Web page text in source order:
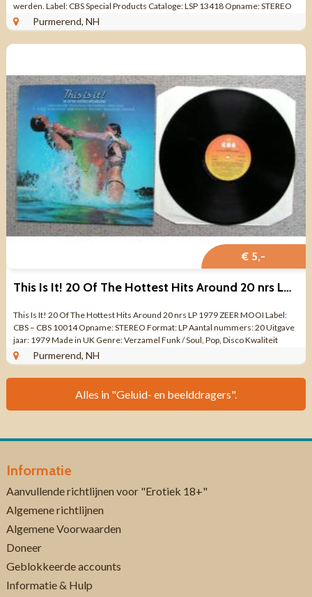
werden. Label: CBS Special Products Cataloge: LSP 13418 Opname: STEREO
Format: ...Purmerend, NH
€ 5,-
This Is It! 20 Of The Hottest Hits Around 20 nrs LP 1979 ZGAN
This Is It! 20 Of The Hottest Hits Around 20 nrs LP 1979 ZEER MOOI Label:
CBS – CBS 10014 Opname: STEREO Format: LP Aantal nummers: 20 Uitgave
jaar: 1979 Made in UK Genre: Verzamel Funk / Soul, Pop, Disco Kwaliteit
VINYL ...Purmerend, NH
Alles in "Geluid- en beelddragers".
Informatie
Aanvullende richtlijnen voor "Erotiek 18+"
Algemene richtlijnen
Algemene Voorwaarden
Doneer
Geblokkeerde accounts
Informatie & Hulp